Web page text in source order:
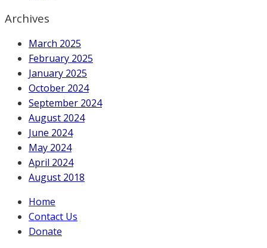
Archives
March 2025
February 2025
January 2025
October 2024
September 2024
August 2024
June 2024
May 2024
April 2024
August 2018
Home
Contact Us
Donate